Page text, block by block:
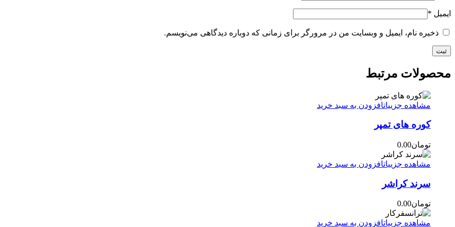
ایمیل *
ذخیره نام، ایمیل و وبسایت من در مرورگر برای زمانی که دوباره دیدگاهی می‌نویسم.
محصولات مرتبط
مشاهده جزییاتافزودن به سبد خرید
کوره های تمپر
تومان0.00
مشاهده جزییاتافزودن به سبد خرید
سرند کراشر
تومان0.00
مشاهده جزییاتافزودن به سبد خرید